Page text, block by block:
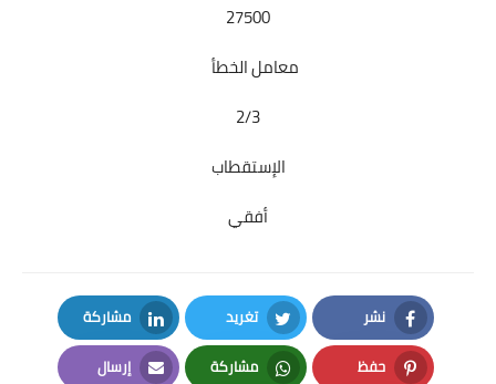
27500
معامل الخطأ
2/3
الإستقطاب
أفقي
نشر
Facebook
تغريد
Twitter
مشاركة
LinkedIn
حفظ مشاركة إرسال